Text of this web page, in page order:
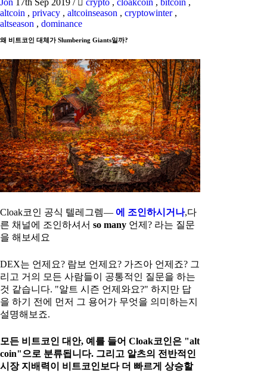
Jon 17th Sep 2019 / crypto , cloakcoin , bitcoin ,
altcoin , privacy , altcoinseason , cryptowinter,
altseason , dominance
왜 비트코인 대체가 Slumbering Giants일까?
Cloak코인 공식 텔레그렘— 에 조인하시거나,다
른 채널에 조인하셔서 so many 언제? 라는 질문
을 해보세요
DEX는 언제요? 람보 언제요? 가즈아 언제죠? 그
리고 거의 모든 사람들이 공통적인 질문을 하는
것 같습니다. "알트 시즌 언제와요?" 하지만 답
을 하기 전에 먼저 그 용어가 무엇을 의미하는지
설명해보죠.
모든 비트코인 대안, 예를 들어 Cloak코인은 "alt
coin"으로 분류됩니다. 그리고 알츠의 전반적인
시장 지배력이 비트코인보다 더 빠르게 상승할